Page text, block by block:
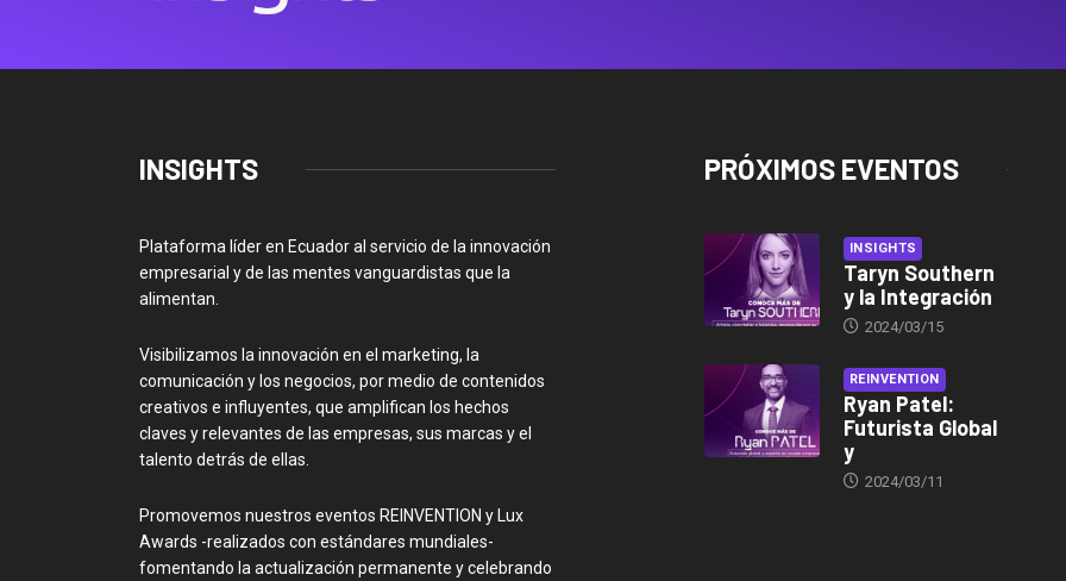
INSIGHTS
Plataforma líder en Ecuador al servicio de la innovación
empresarial y de las mentes vanguardistas que la
alimentan.
Visibilizamos la innovación en el marketing, la
comunicación y los negocios, por medio de contenidos
creativos e influyentes, que amplifican los hechos
claves y relevantes de las empresas, sus marcas y el
talento detrás de ellas.
Promovemos nuestros eventos REINVENTION y Lux
Awards -realizados con estándares mundiales-
fomentando la actualización permanente y celebrando
PRÓXIMOS EVENTOS
INSIGHTS
Taryn Southern
y la Integración
2024/03/15
REINVENTION
Ryan Patel:
Futurista Global
y
2024/03/11